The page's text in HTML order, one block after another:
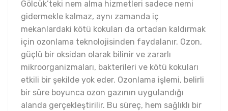
Gölcük’teki nem alma hizmetleri sadece nemi
gidermekle kalmaz, aynı zamanda iç
mekanlardaki kötü kokuları da ortadan kaldırmak
için ozonlama teknolojisinden faydalanır. Ozon,
güçlü bir oksidan olarak bilinir ve zararlı
mikroorganizmaları, bakterileri ve kötü kokuları
etkili bir şekilde yok eder. Ozonlama işlemi, belirli
bir süre boyunca ozon gazının uygulandığı
alanda gerçekleştirilir. Bu süreç, hem sağlıklı bir